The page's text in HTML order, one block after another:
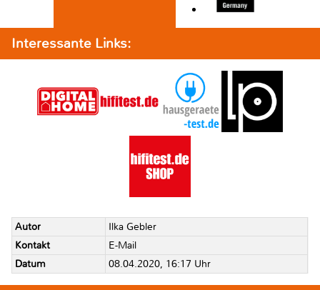
Interessante Links:
Autor
Ilka Gebler
Kontakt
E-Mail
Datum
08.04.2020, 16:17 Uhr